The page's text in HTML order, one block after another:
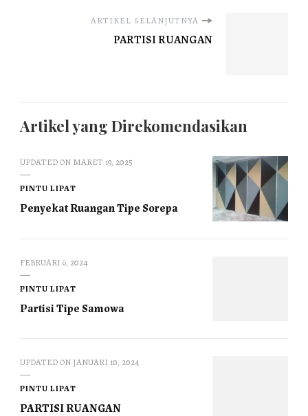
ARTIKEL SELANJUTNYA
PARTISI RUANGAN
Artikel yang Direkomendasikan
UPDATED ON MARET 19, 2025
PINTU LIPAT
Penyekat Ruangan Tipe Sorepa
FEBRUARI 6, 2024
PINTU LIPAT
Partisi Tipe Samowa
UPDATED ON JANUARI 10, 2024
PINTU LIPAT
PARTISI RUANGAN